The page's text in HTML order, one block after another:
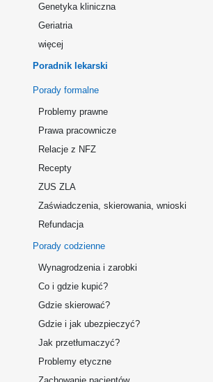
Genetyka kliniczna
Geriatria
więcej
Poradnik lekarski
Porady formalne
Problemy prawne
Prawa pracownicze
Relacje z NFZ
Recepty
ZUS ZLA
Zaświadczenia, skierowania, wnioski
Refundacja
Porady codzienne
Wynagrodzenia i zarobki
Co i gdzie kupić?
Gdzie skierować?
Gdzie i jak ubezpieczyć?
Jak przetłumaczyć?
Problemy etyczne